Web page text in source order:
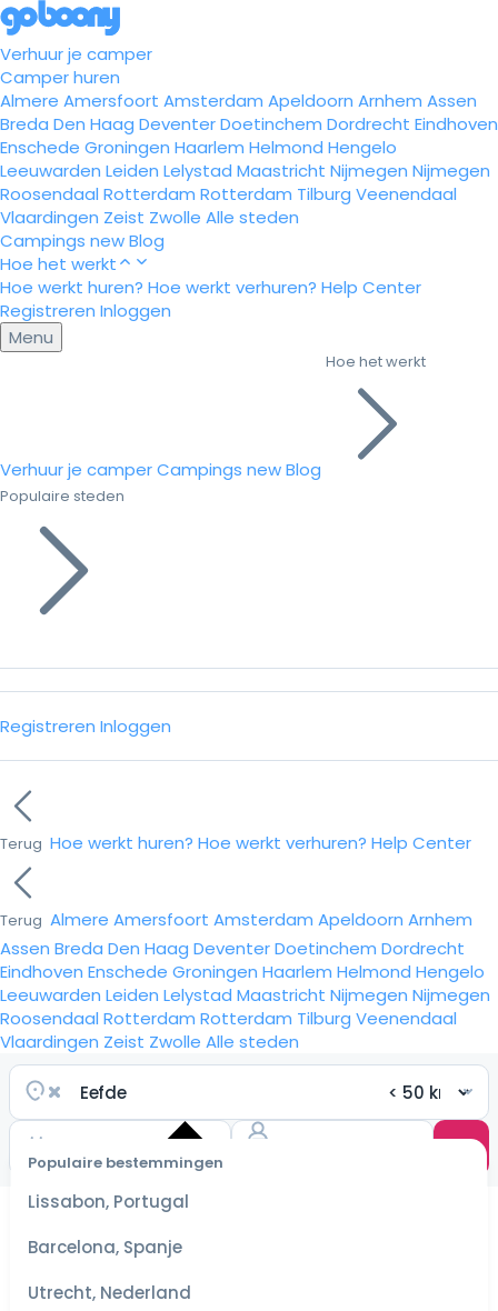
Verhuur je camper
Camper huren
Almere Amersfoort Amsterdam Apeldoorn Arnhem Assen
Breda Den Haag DeventerDoetinchem Dordrecht Eindhoven
Enschede Groningen Haarlem Helmond Hengelo
Leeuwarden Leiden Lelystad Maastricht Nijmegen Nijmegen
Roosendaal Rotterdam Rotterdam Tilburg Veenendaal
Vlaardingen Zeist Zwolle Alle steden
Campings newBlog
Hoe het werkt
Hoe werkt huren? Hoe werkt verhuren? Help Center
Registreren Inloggen
Menu
Verhuur je camperCampings newBlog
Hoe het werkt
Populaire steden
Registreren Inloggen
Terug Hoe werkt huren? Hoe werkt verhuren? Help Center
Terug Almere Amersfoort Amsterdam Apeldoorn Arnhem
Assen Breda Den Haag DeventerDoetinchem Dordrecht
Eindhoven Enschede Groningen Haarlem Helmond Hengelo
Leeuwarden Leiden Lelystad Maastricht Nijmegen Nijmegen
Roosendaal Rotterdam Rotterdam Tilburg Veenendaal
Vlaardingen Zeist Zwolle Alle steden
Populaire bestemmingen
Lissabon, Portugal
Barcelona, Spanje
Utrecht, Nederland
Selecteer
datum
beste